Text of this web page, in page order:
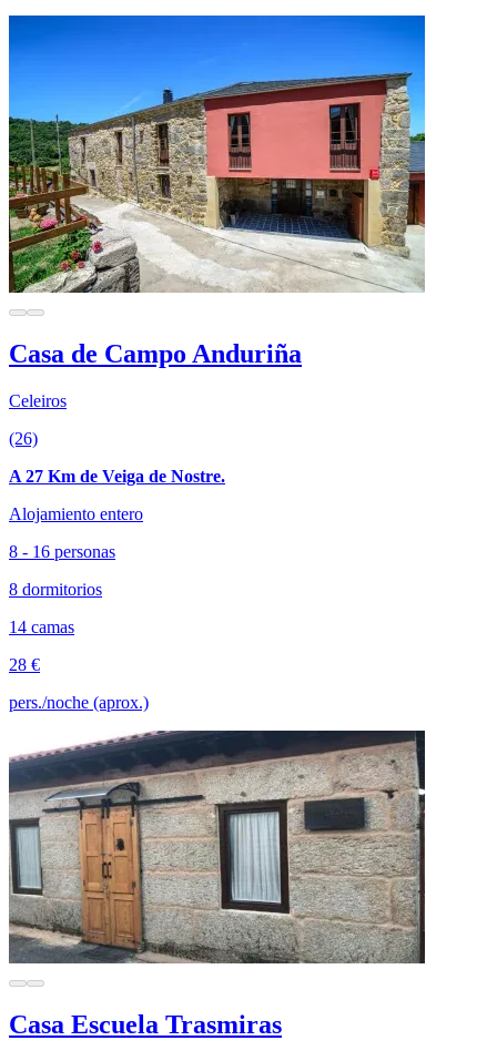
Casa de Campo Anduriña
Celeiros
(26)
A 27 Km de Veiga de Nostre.
Alojamiento entero
8 - 16 personas
8 dormitorios
14 camas
28 €
pers./noche (aprox.)
Casa Escuela Trasmiras